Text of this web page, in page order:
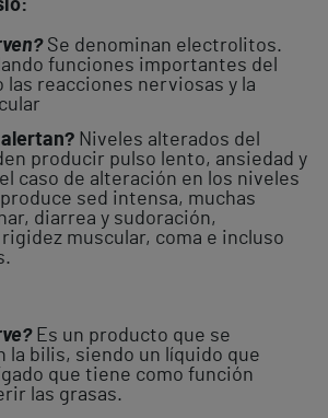
Se denominan electrolitos.
funciones importantes del
las reacciones nerviosas y la
alertan? Niveles alterados del
producir pulso lento, ansiedad y
caso de alteración en los niveles
sed intensa, muchas
diarrea y sudoración,
muscular, coma e incluso
Es un producto que se
la bilis, siendo un líquido que
que tiene como función
las grasas.